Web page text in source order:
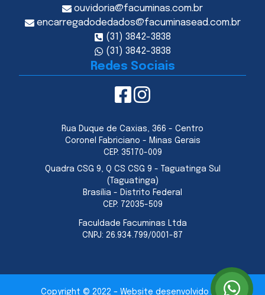
ouvidoria@facuminas.com.br
encarregadodedados@facuminasead.com.br
(31) 3842-3838
(31) 3842-3838
Redes Sociais
Rua Duque de Caxias, 366 - Centro
Coronel Fabriciano - Minas Gerais
CEP: 35170-009
Quadra CSG 9, Q CS CSG 9 - Taguatinga Sul
(Taguatinga)
Brasília - Distrito Federal
CEP: 72035-509
Faculdade Facuminas Ltda
CNPJ: 26.934.799/0001-87
Copyright © 2022 – Website desenvolvido por